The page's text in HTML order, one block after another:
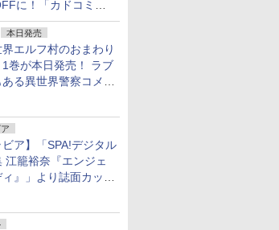
に！「カドコミフ
」第2弾が開催中！
本日発売
界エルフ村のおまわり
1巻が本日発売！ ラブ
る異世界警察コメデ
ビア】「SPA!デジタル
江籠裕奈『エンジェ
』」より誌面カット